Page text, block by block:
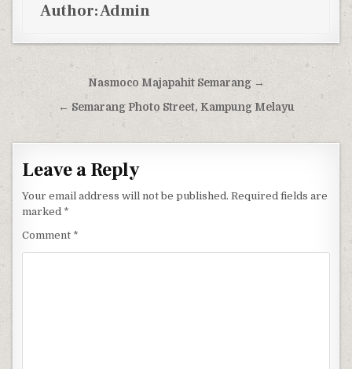
Author:Admin
Post navigation
Nasmoco Majapahit Semarang →
← Semarang Photo Street, Kampung Melayu
Leave a Reply
Your email address will not be published. Required fields are
marked *
Comment *